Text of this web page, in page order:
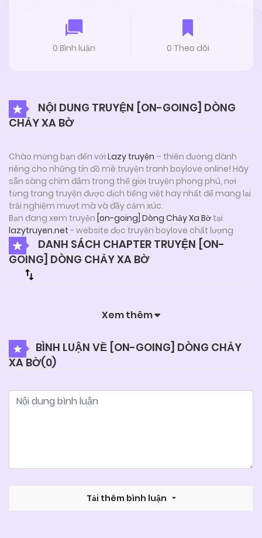
0 Bình luận 0 Theo dõi
NỘI DUNG TRUYỆN [ON-GOING] DÒNG
CHẢY XA BỜ
Chào mừng bạn đến với Lazy truyện – thiên đường dành
riêng cho những tín đồ mê truyện tranh boylove online! Hãy
sẵn sàng chìm đắm trong thế giới truyện phong phú, nơi
từng trang truyện được dịch tiếng việt hay nhất để mang lại
trải nghiệm mượt mà và đầy cảm xúc.
Bạn đang xem truyện [on-going] Dòng Chảy Xa Bờ tại
lazytruyen.net - website đọc truyện boylove chất lượng
DANH SÁCH CHAPTER TRUYỆN [ON-
GOING] DÒNG CHẢY XA BỜ
Xem thêm
BÌNH LUẬN VỀ [ON-GOING] DÒNG CHẢY
XA BỜ(0)
Tải thêm bình luận